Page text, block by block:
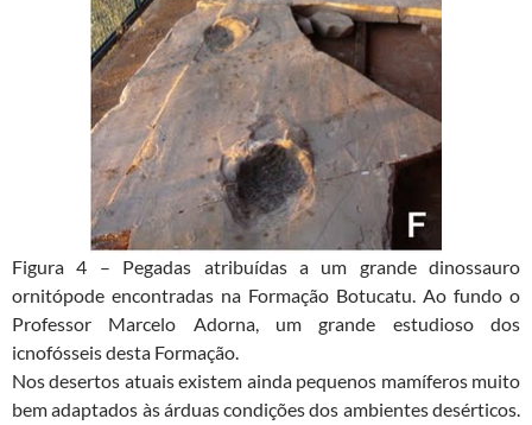
Figura 4 – Pegadas atribuídas a um grande dinossauro
ornitópode encontradas na Formação Botucatu. Ao fundo o
Professor Marcelo Adorna, um grande estudioso dos
icnofósseis desta Formação.
Nos desertos atuais existem ainda pequenos mamíferos muito
bem adaptados às árduas condições dos ambientes desérticos.